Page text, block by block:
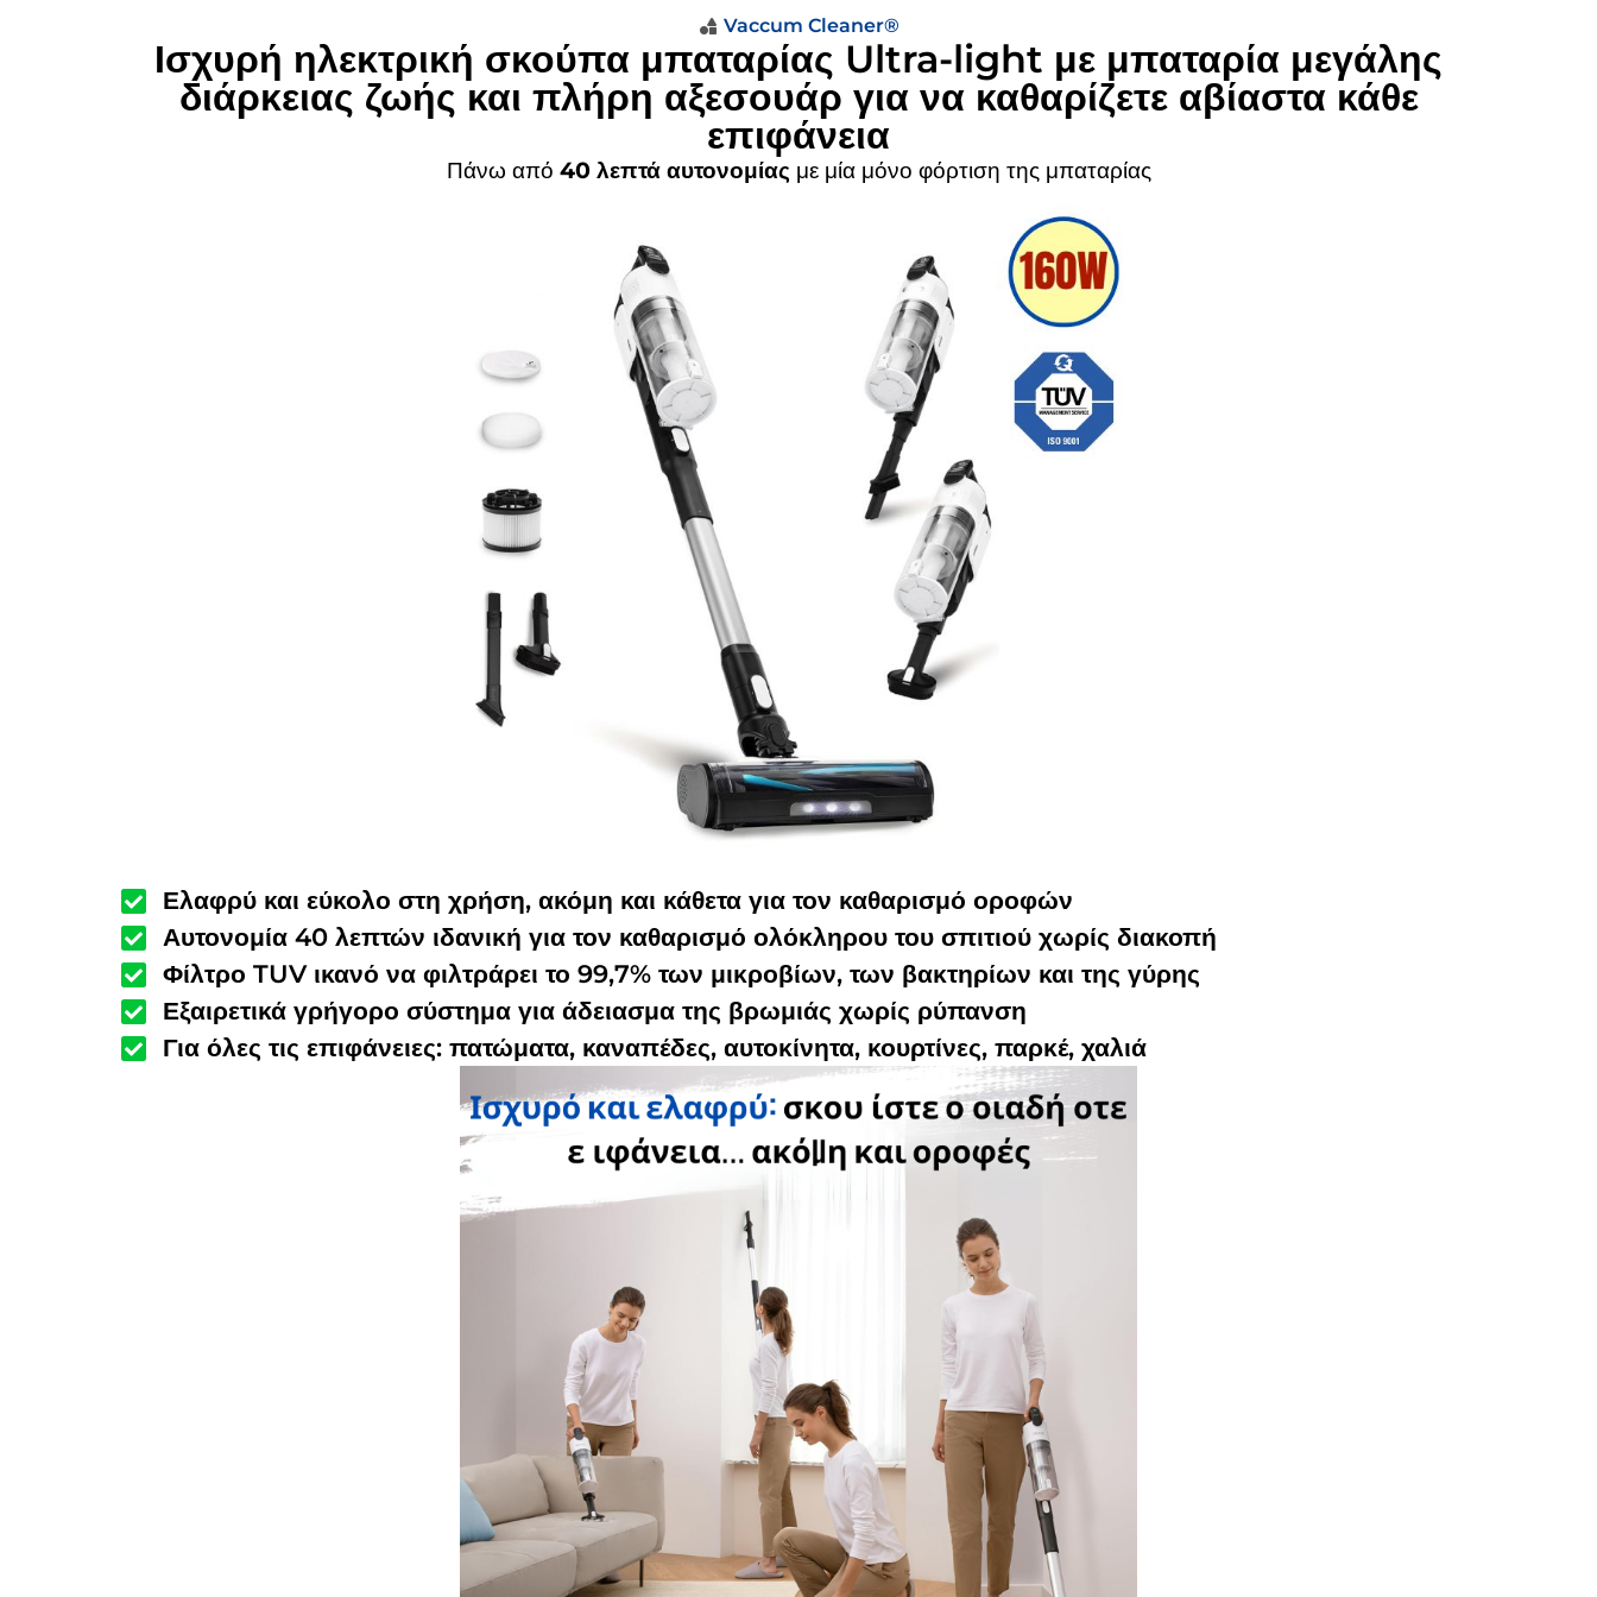
Vaccum Cleaner®
Ισχυρή ηλεκτρική σκούπα μπαταρίας Ultra-light με μπαταρία μεγάλης
διάρκειας ζωής και πλήρη αξεσουάρ για να καθαρίζετε αβίαστα κάθε
επιφάνεια
Πάνω από 40 λεπτά αυτονομίας με μία μόνο φόρτιση της μπαταρίας
Ελαφρύ και εύκολο στη χρήση, ακόμη και κάθετα για τον καθαρισμό οροφών
Αυτονομία 40 λεπτών ιδανική για τον καθαρισμό ολόκληρου του σπιτιού χωρίς διακοπή
Φίλτρο TUV ικανό να φιλτράρει το 99,7% των μικροβίων, των βακτηρίων και της γύρης
Εξαιρετικά γρήγορο σύστημα για άδειασμα της βρωμιάς χωρίς ρύπανση
Για όλες τις επιφάνειες: πατώματα, καναπέδες, αυτοκίνητα, κουρτίνες, παρκέ, χαλιά